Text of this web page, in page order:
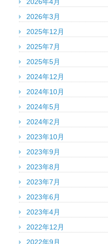
2026年4月
2026年3月
2025年12月
2025年7月
2025年5月
2024年12月
2024年10月
2024年5月
2024年2月
2023年10月
2023年9月
2023年8月
2023年7月
2023年6月
2023年4月
2022年12月
2022年9月